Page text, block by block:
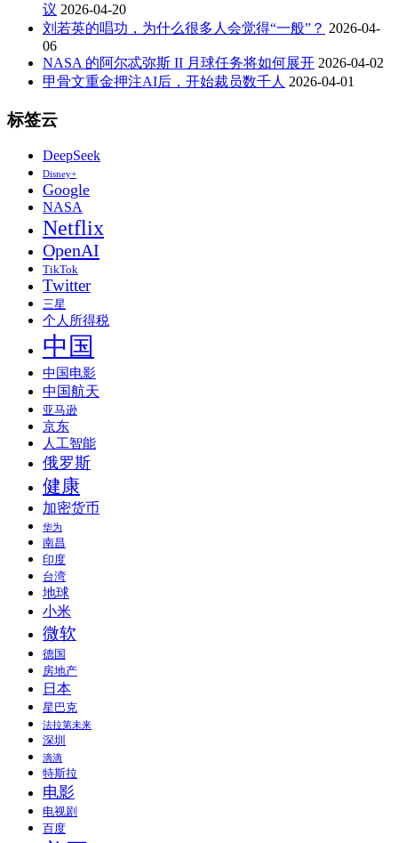
议 2026-04-20
刘若英的唱功，为什么很多人会觉得“一般”？ 2026-04-
06
NASA 的阿尔忒弥斯 II 月球任务将如何展开 2026-04-02
甲骨文重金押注AI后，开始裁员数千人 2026-04-01
标签云
DeepSeek
Disney+
Google
NASA
Netflix
OpenAI
TikTok
Twitter
三星
个人所得税
中国
中国电影
中国航天
亚马逊
京东
人工智能
俄罗斯
健康
加密货币
华为
南昌
印度
台湾
地球
小米
微软
德国
房地产
日本
星巴克
法拉第未来
深圳
滴滴
特斯拉
电影
电视剧
百度